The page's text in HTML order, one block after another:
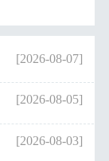
[2026-08-07]
[2026-08-05]
[2026-08-03]